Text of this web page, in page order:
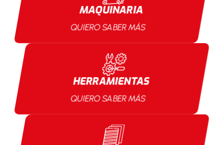
MAQUINARIA
QUIERO SABER MÁS
HERRAMIENTAS
QUIERO SABER MÁS